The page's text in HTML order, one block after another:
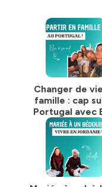
Alors rendez-vous
nouvelle histoire.
Vous pouvez-vous
une miette ! Et
partager son
Bonne écoute et
Si le podcast
étoiles : ça
toucher encore
envie de partir !
Changer de
famille : cap
Portugal avec